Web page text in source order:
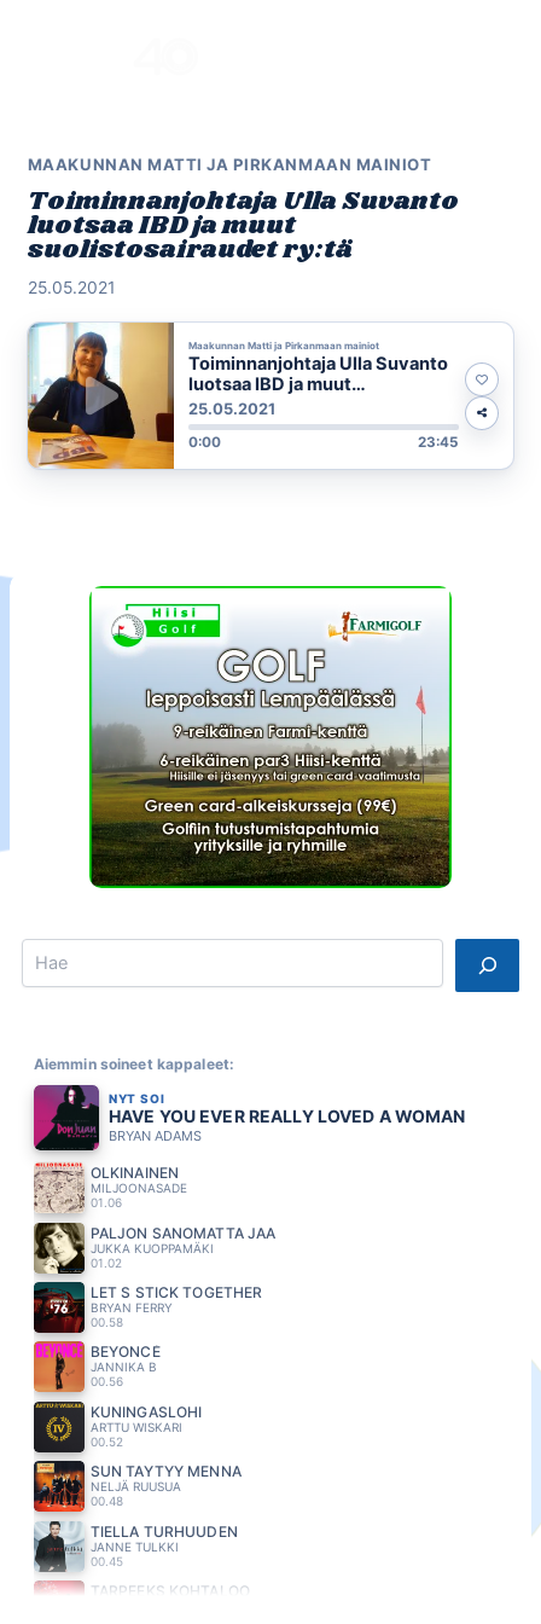
MAAKUNNAN MATTI JA PIRKANMAAN MAINIOT
Toiminnanjohtaja Ulla Suvanto
luotsaa IBD ja muut
suolistosairaudet ry:tä
25.05.2021
Maakunnan Matti ja Pirkanmaan mainiot
Toiminnanjohtaja Ulla Suvanto
luotsaa IBD ja muut
suolistosairaudet ry:tä
25.05.2021
0:00 23:45
Search
Aiemmin soineet kappaleet:
NYT SOI
HAVE YOU EVER REALLY LOVED A WOMAN
BRYAN ADAMS
OLKINAINEN
MILJOONASADE
01.06
PALJON SANOMATTA JAA
JUKKA KUOPPAMÄKI
01.02
LET S STICK TOGETHER
BRYAN FERRY
00.58
BEYONCÉ
JANNIKA B
00.56
KUNINGASLOHI
ARTTU WISKARI
00.52
SUN TAYTYY MENNA
NELJÄ RUUSUA
00.48
TIELLA TURHUUDEN
JANNE TULKKI
00.45
TARPEEKS KOHTALOO